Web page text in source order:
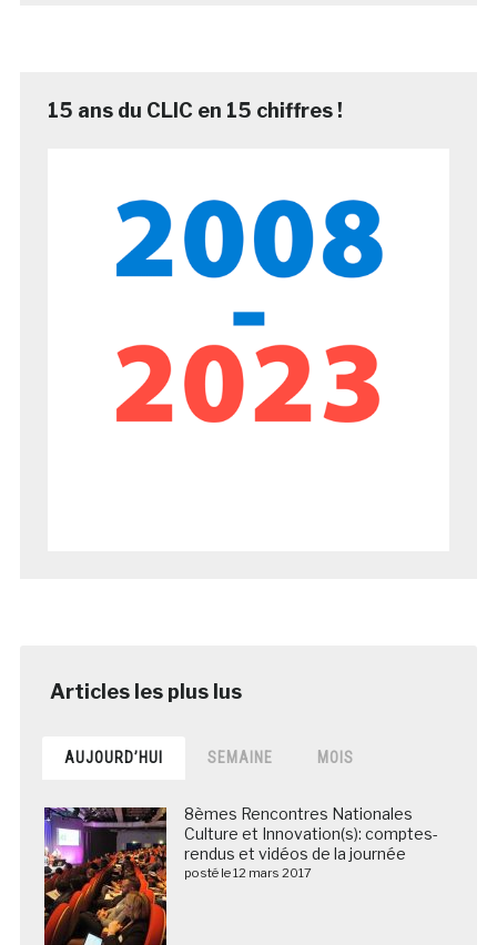
15 ans du CLIC en 15 chiffres !
AUJOURD’HUI SEMAINE MOIS
8èmes Rencontres Nationales
Culture et Innovation(s): comptes-
rendus et vidéos de la journée
posté le 12 mars 2017